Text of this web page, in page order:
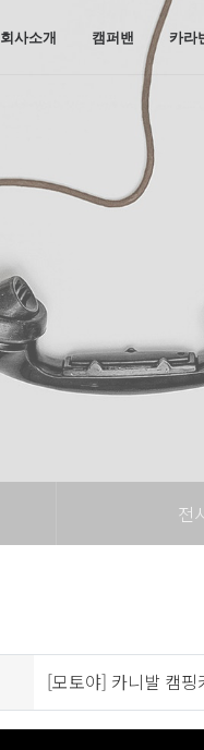
회사소개 캠퍼밴 카라
전
[모토야] 카니발 캠